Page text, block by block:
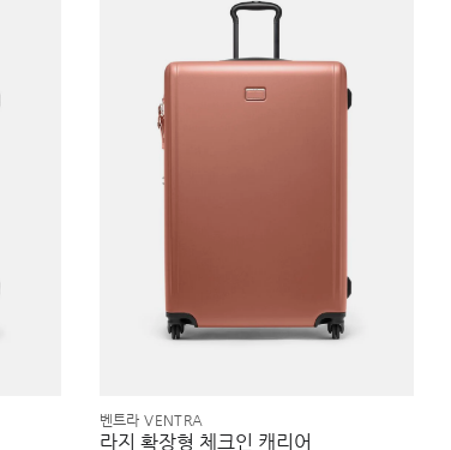
벤트라 VENTRA
라지 확장형 체크인 캐리어